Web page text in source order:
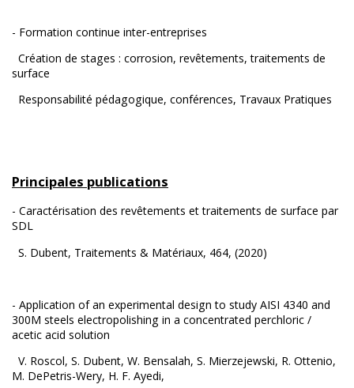
- Formation continue inter-entreprises
Création de stages : corrosion, revêtements, traitements de
surface
Responsabilité pédagogique, conférences, Travaux Pratiques
Principales publications
- Caractérisation des revêtements et traitements de surface par
SDL
S. Dubent, Traitements & Matériaux, 464, (2020)
- Application of an experimental design to study AISI 4340 and
300M steels electropolishing in a concentrated perchloric /
acetic acid solution
V. Roscol, S. Dubent, W. Bensalah, S. Mierzejewski, R. Ottenio,
M. DePetris-Wery, H. F. Ayedi,